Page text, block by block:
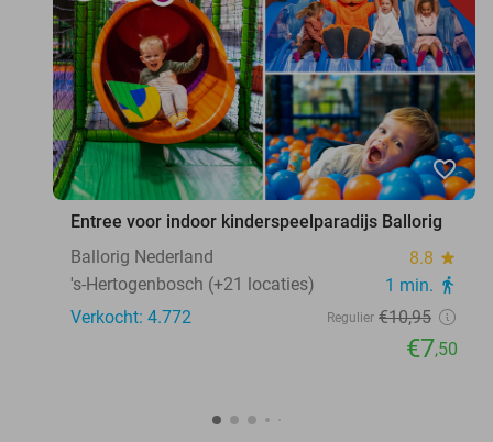
favorite_border
Entree voor indoor kinderspeelparadijs Ballorig
Ballorig Nederland
8.8 star
's-Hertogenbosch (+21 locaties) 1 min. directions_walk
Verkocht: 4.772 Regulier €10,95
€7,50